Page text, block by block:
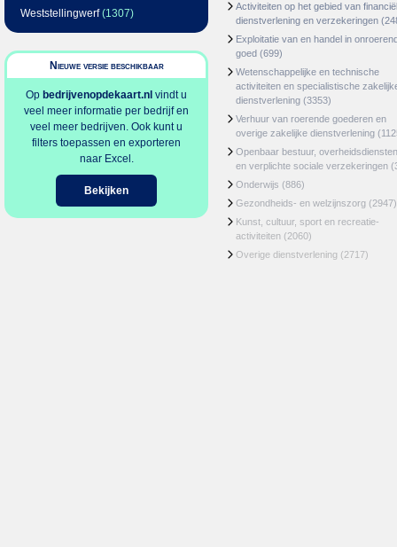
Weststellingwerf(1307)
Nieuwe versie beschikbaar
Op bedrijvenopdekaart.nl vindt u
veel meer informatie per bedrijf en
veel meer bedrijven. Ook kunt u
filters toepassen en exporteren
naar Excel.
Bekijken
Activiteiten op het gebied van
dienstverlening en verzekeringen
Exploitatie van en handel in
goed (699)
Wetenschappelijke en technische
activiteiten en specialistische
dienstverlening (3353)
Verhuur van roerende goederen en
overige zakelijke dienstverlening
Openbaar bestuur, overheidsdiensten
en verplichte sociale verzekeringen
Onderwijs (886)
Gezondheids- en welzijnszorg (2947)
Kunst, cultuur, sport en recreatie-
activiteiten (2060)
Overige dienstverlening (2717)